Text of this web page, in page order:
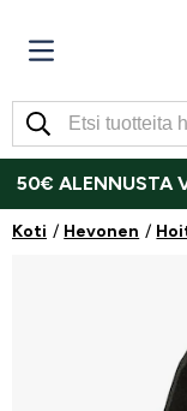
50€ ALENNUSTA
Koti Hevonen